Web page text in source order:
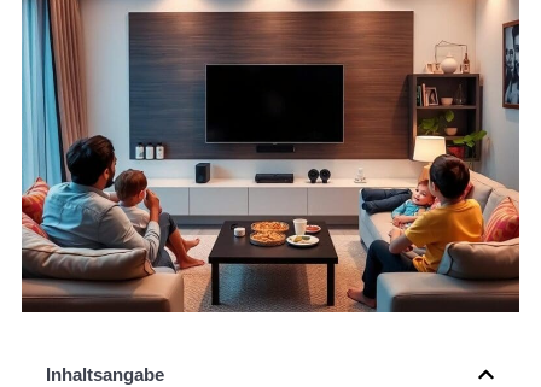
Inhaltsangabe